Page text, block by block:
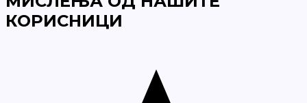
КОРИСНИЦИ